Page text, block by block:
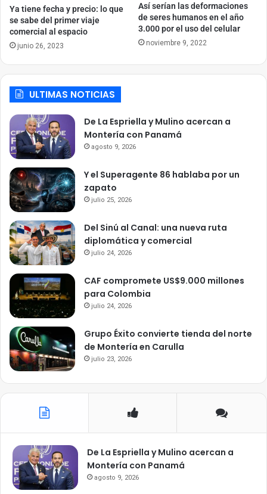
Ya tiene fecha y precio: lo que
se sabe del primer viaje
comercial al espacio
junio 26, 2023
Así serían las deformaciones
de seres humanos en el año
3.000 por el uso del celular
noviembre 9, 2022
ULTIMAS NOTICIAS
De La Espriella y Mulino acercan a
Montería con Panamá
agosto 9, 2026
Y el Superagente 86 hablaba por un
zapato
julio 25, 2026
Del Sinú al Canal: una nueva ruta
diplomática y comercial
julio 24, 2026
CAF compromete US$9.000 millones
para Colombia
julio 24, 2026
Grupo Éxito convierte tienda del norte
de Montería en Carulla
julio 23, 2026
De La Espriella y Mulino acercan a
Montería con Panamá
agosto 9, 2026